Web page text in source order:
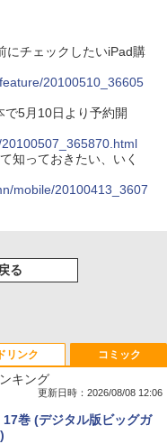
にチェックしたいiPad購
20100510_36605
で5月10日より予約開
知っておきたい、いく
mobile/20100413_3607
る
P40i オフホワイト
Flo Milli, ATL Jacob
ドリンク
ラベルレス 500ml ×24本
ジウム含有 水 ミネラル
コミック
キング
更新日時：2026/08/08 12:06
巻 (デジタル版ビッグガ